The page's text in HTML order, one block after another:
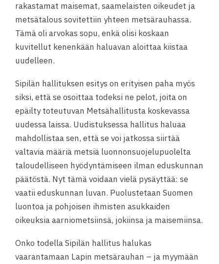
rakastamat maisemat, saamelaisten oikeudet ja
metsätalous sovitettiin yhteen metsärauhassa.
Tämä oli arvokas sopu, enkä olisi koskaan
kuvitellut kenenkään haluavan aloittaa kiistaa
uudelleen.
Sipilän hallituksen esitys on erityisen paha myös
siksi, että se osoittaa todeksi ne pelot, joita on
epäilty toteutuvan Metsähallitusta koskevassa
uudessa laissa. Uudistuksessa hallitus haluaa
mahdollistaa sen, että se voi jatkossa siirtää
valtavia määriä metsiä luonnonsuojelupuolelta
taloudelliseen hyödyntämiseen ilman eduskunnan
päätöstä. Nyt tämä voidaan vielä pysäyttää: se
vaatii eduskunnan luvan. Puolustetaan Suomen
luontoa ja pohjoisen ihmisten asukkaiden
oikeuksia aarniometsiinsä, jokiinsa ja maisemiinsa.
Onko todella Sipilän hallitus halukas
vaarantamaan Lapin metsärauhan – ja myymään